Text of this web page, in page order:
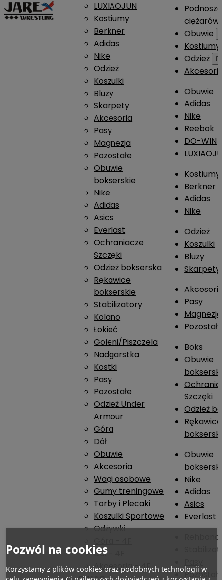
LUXIAOJUN
Kostiumy
Berkner
Adidas
Nike
Odzież
Koszulki
Bluzy
Skarpety
Akcesoria
Pasy
Magnezja
Pozostałe
Obuwie
bokserskie
Nike
Adidas
Asics
Everlast
Ochraniacze
Szczęki
Odzież bokserska
Rękawice
bokserskie
Stabilizatory
Kolano
Łokieć
Goleni/Piszczela
Nadgarstka
Kostki
Pasy
Pozostałe
Odzież Under
Armour
Góra
Dół
Obuwie
Akcesoria
Wagi osobowe
Gumy treningowe
Torby i Plecaki
Koszulki Sportowe
Odżywki
Dół - 4F
Akcesoria - 4F
ciężarów
Obuwie
Kostiumy
Odzież

Obuwie
Adidas
Nike
Reebok
DO-WIN
Kostiumy
Berkner
Adidas
Nike
Odzież
Koszulki
Bluzy
Skarpety
Pasy
Magnezja
Boks
Obuwie
Szczęki
Odzież
Rękawice
Obuwie
Nike
Adidas
Asics
Everlast
Rehband
Pozwól na cookies
Korzystamy z plików cookies oraz podobnych technologii w